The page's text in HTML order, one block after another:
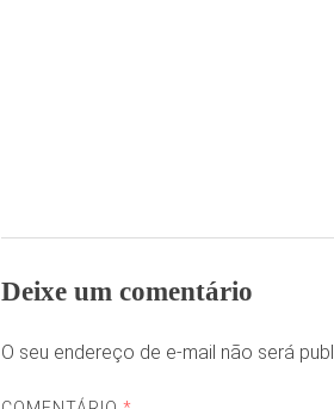
Deixe um comentário
O seu endereço de e-mail não será